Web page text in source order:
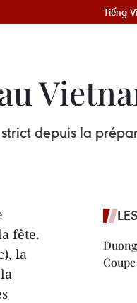
Tiếng
depuis la
fête.
la